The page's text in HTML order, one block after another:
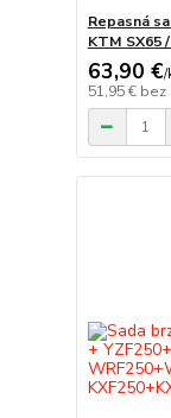
Repasná
KTM SX65
63,90 €/
51,95 € bez